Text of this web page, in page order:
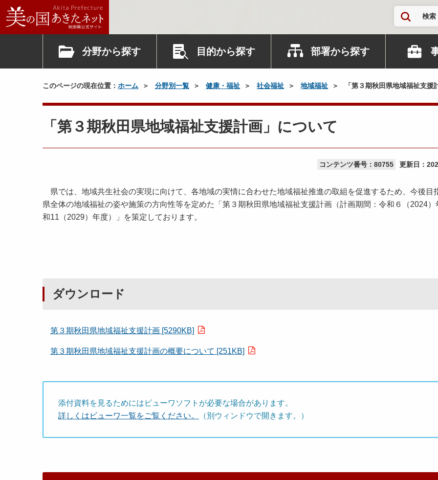
検索
分野から探す 目的から探す 部署から探す
このページの現在位置： ホーム 分野別一覧 健康・福祉 社会福祉 地域福祉 「第３期秋田県地域福祉支援
「第３期秋田県地域福祉支援計画」について
コンテンツ番号：80755 更新日：
県では、地域共生社会の実現に向けて、各地域の実情に合わせた地域福祉推進の取組を促進するため、今後目
県全体の地域福祉の姿や施策の方向性等を定めた「第３期秋田県地域福祉支援計画（計画期間：令和６（2024）
和11（2029）年度）」を策定しております。
ダウンロード
第３期秋田県地域福祉支援計画 [5290KB]
第３期秋田県地域福祉支援計画の概要について [251KB]
添付資料を見るためにはビューワソフトが必要な場合があります。
詳しくはビューワ一覧をご覧ください。
（別ウィンドウで開きます。）